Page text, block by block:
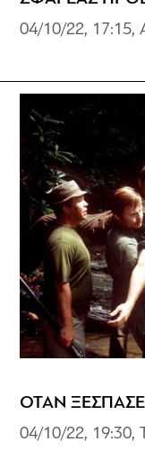
04/10/22, 17:15,
ΟΤΑΝ ΞΕΣΠΑΣΕ
04/10/22,